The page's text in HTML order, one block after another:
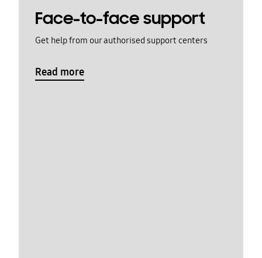
Face-to-face support
Get help from our authorised support centers
Read more